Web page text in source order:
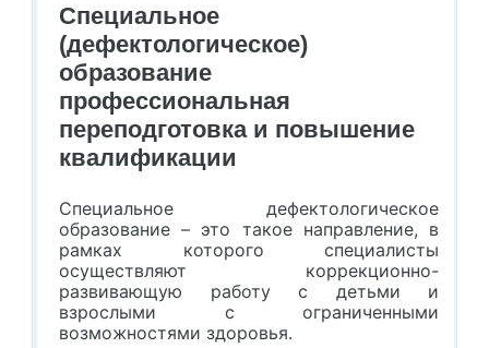
Специальное
(дефектологическое)
образование
профессиональная
переподготовка и повышение
квалификации
Специальное дефектологическое
образование – это такое направление, в
рамках которого специалисты
осуществляют коррекционно-
развивающую работу с детьми и
взрослыми с ограниченными
возможностями здоровья.